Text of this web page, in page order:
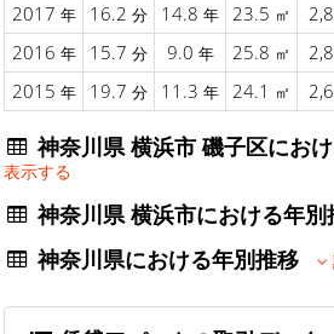
2017 年 16.2 分 14.8 年 23.5 ㎡
2016 年 15.7 分 9.0 年 25.8 ㎡
2015 年 19.7 分 11.3 年 24.1 ㎡
神奈川県 横浜市 磯子区にお
表示する
神奈川県 横浜市における年
神奈川県における年別推移